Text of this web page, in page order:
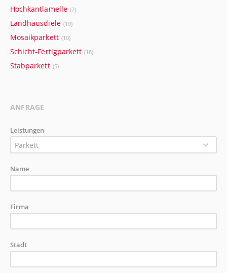
Hochkantlamelle (7)
Landhausdiele (19)
Mosaikparkett (10)
Schicht-Fertigparkett (18)
Stabparkett (5)
ANFRAGE
Leistungen
Parkett
Name
Firma
Stadt